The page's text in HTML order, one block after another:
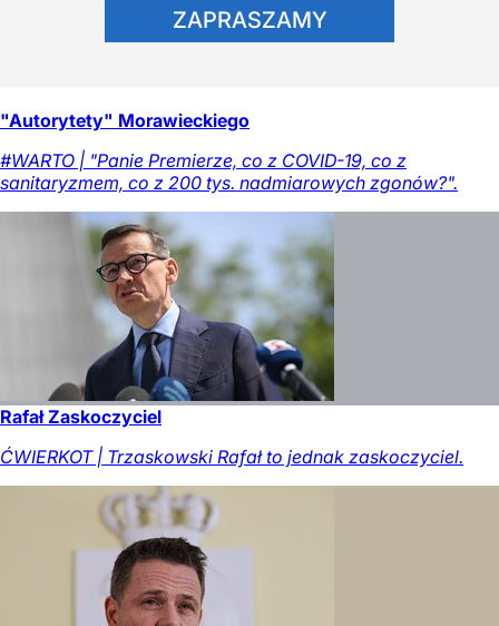
ZAPRASZAMY
"Autorytety" Morawieckiego
#WARTO | "Panie Premierze, co z COVID-19, co z
sanitaryzmem, co z 200 tys. nadmiarowych zgonów?".
Rafał Zaskoczyciel
ĆWIERKOT | Trzaskowski Rafał to jednak zaskoczyciel.